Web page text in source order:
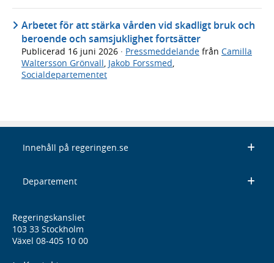
Arbetet för att stärka vården vid skadligt bruk och
beroende och samsjuklighet fortsätter
Publicerad 16 juni 2026 · Pressmeddelande från Camilla
Waltersson Grönvall Jakob Forssmed
Socialdepartementet
Innehåll på regeringen.se
Departement
Regeringskansliet
103 33 Stockholm
Växel 08-405 10 00